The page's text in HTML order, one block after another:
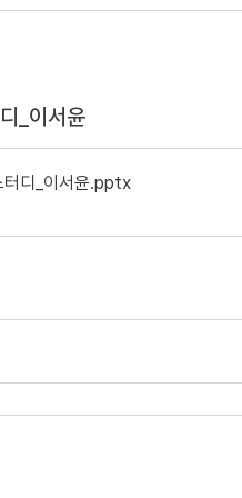
_이서윤
디_이서윤.pptx